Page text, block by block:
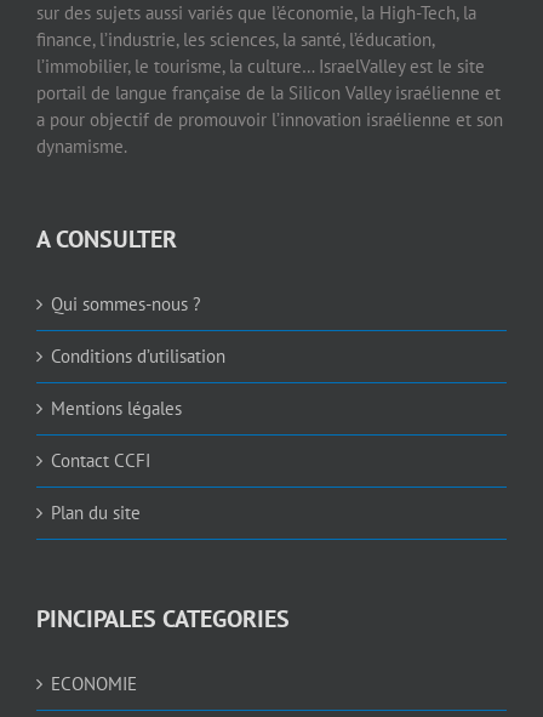
sur des sujets aussi variés que l’économie, la High-Tech, la
finance, l’industrie, les sciences, la santé, l’éducation,
l’immobilier, le tourisme, la culture… IsraelValley est le site
portail de langue française de la Silicon Valley israélienne et
a pour objectif de promouvoir l’innovation israélienne et son
dynamisme.
A CONSULTER
Qui sommes-nous ?
Conditions d’utilisation
Mentions légales
Contact CCFI
Plan du site
PINCIPALES CATEGORIES
ECONOMIE